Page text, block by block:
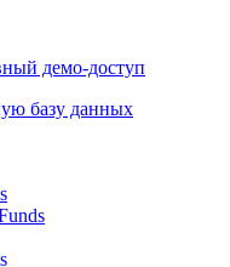
базу данных
базу данных